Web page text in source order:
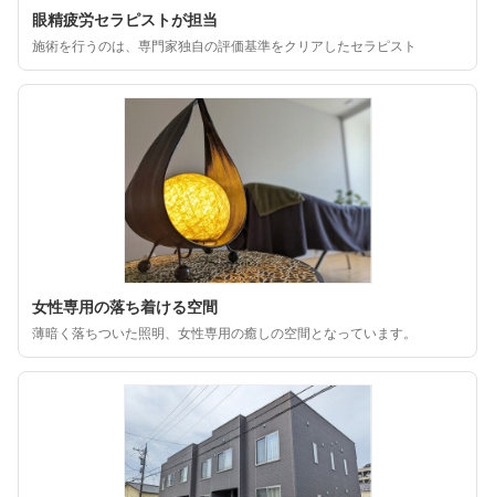
眼精疲労セラピストが担当
施術を行うのは、専門家独自の評価基準をクリアしたセラピスト
女性専用の落ち着ける空間
薄暗く落ちついた照明、女性専用の癒しの空間となっています。